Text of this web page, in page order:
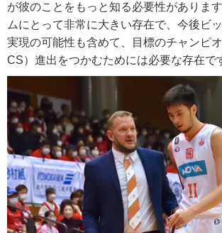
が彼のことをもっと知る必要性がありま
ムにとって非常に大きい存在で、今後ビ
実現の可能性も含めて、目標のチャンピ
CS）進出をつかむためには必要な存在で